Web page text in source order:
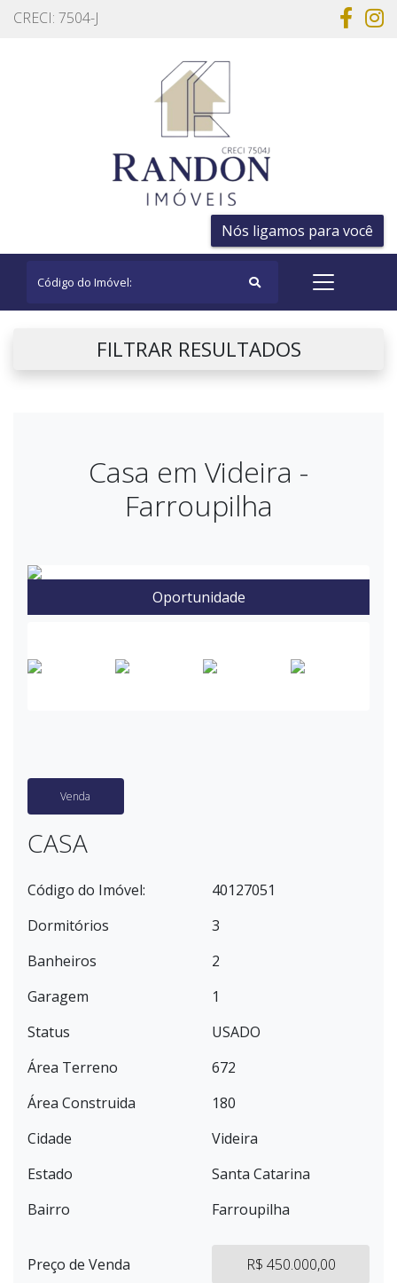
CRECI: 7504-J
Nós ligamos para você
FILTRAR RESULTADOS
Casa em Videira -
Farroupilha
Oportunidade
Venda
CASA
Código do Imóvel:
40127051
Dormitórios
3
Banheiros
2
Garagem
1
Status
USADO
Área Terreno
672
Área Construida
180
Cidade
Videira
Estado
Santa Catarina
Bairro
Farroupilha
Preço de Venda R$ 450.000,00